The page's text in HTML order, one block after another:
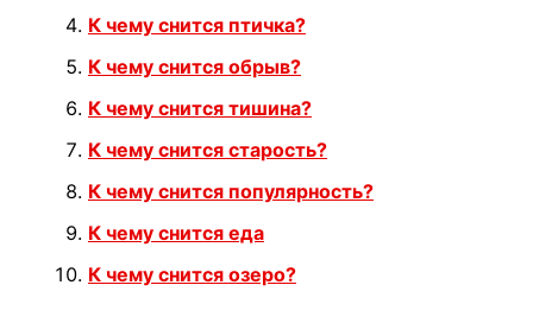
К чему снится птичка?
К чему снится обрыв?
К чему снится тишина?
К чему снится старость?
К чему снится популярность?
К чему снится еда
К чему снится озеро?